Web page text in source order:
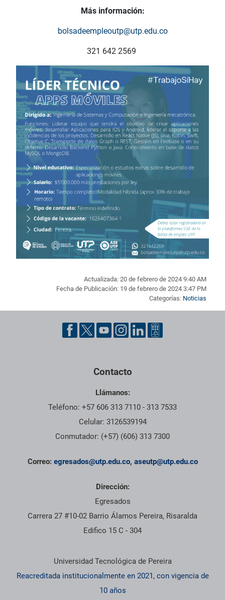
Más información:
bolsadeempleoutp@utp.edu.co
321 642 2569
Actualizada: 20 de febrero de 2024 9:40 AM
Fecha de Publicación: 19 de febrero de 2024 3:47 PM
Categorías: Noticias
Pie de página con información de contacto, redes sociales y
Contacto
Llámanos:
Teléfono: +57 606 313 7110 - 313 7533
Celular: 3126539194
Conmutador: (+57) (606) 313 7300
Correo: egresados@utp.edu.co, aseutp@utp.edu.co
Dirección:
Egresados
Carrera 27 #10-02 Barrio Álamos Pereira, Risaralda
Edifico 15 C - 304
Información institucional
Universidad Tecnológica de Pereira
Reacreditada institucionalmente en 2021, con vigencia de
10 años